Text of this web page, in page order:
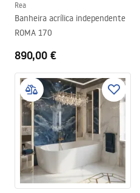
Rea
Banheira acrílica independente
ROMA 170
890,00 €